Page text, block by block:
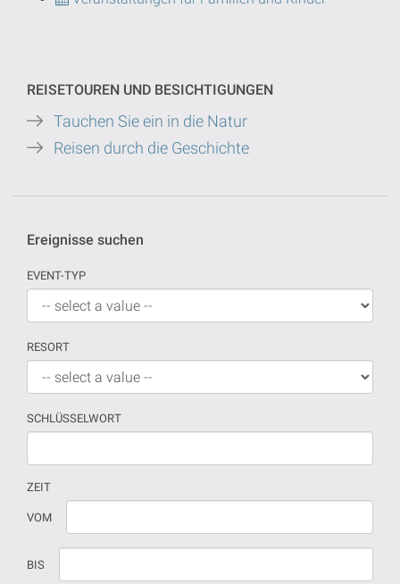
REISETOUREN UND BESICHTIGUNGEN
Tauchen Sie ein in die Natur
Reisen durch die Geschichte
Ereignisse suchen
EVENT-TYP
RESORT
SCHLÜSSELWORT
ZEIT
Wenn
Datum
versehen
Datum
dd/mm/yyyy
VOM
BIS